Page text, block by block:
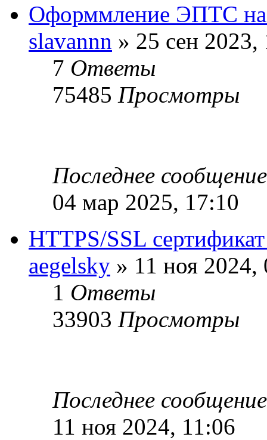
Оформмление ЭПТС на
slavannn » 25 сен 2023,
7 Ответы
75485 Просмотры
Последнее
04 мар 2025, 17:10
HTTPS/SSL
aegelsky » 11 ноя 2024,
1 Ответы
33903 Просмотры
Последнее
11 ноя 2024, 11:06